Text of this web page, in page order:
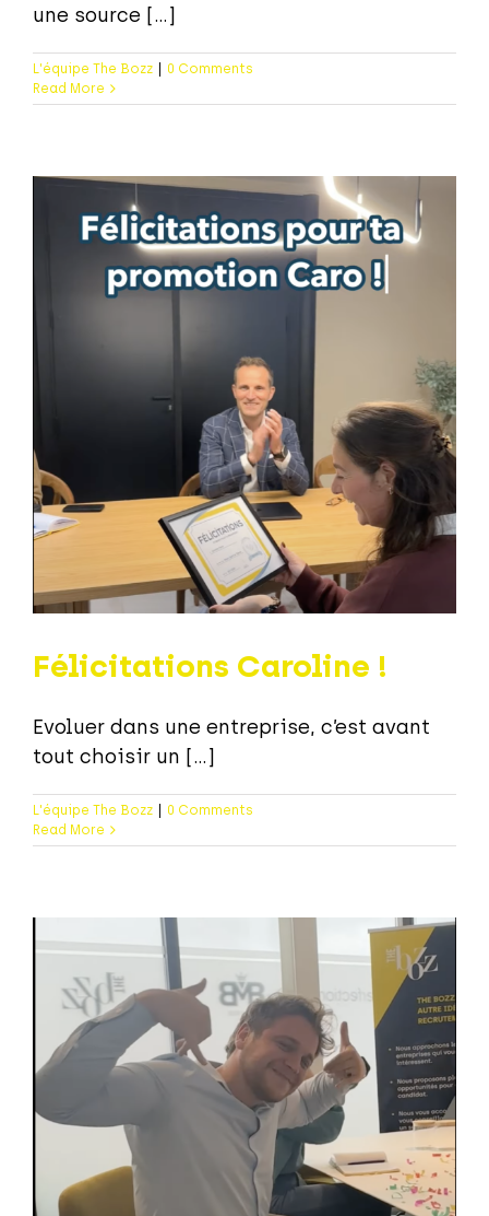
une source [...]
L'équipe The Bozz
0 Comments
Read More
Félicitations Caroline !
Evoluer dans une entreprise, c’est avant
tout choisir un [...]
L'équipe The Bozz
0 Comments
Read More